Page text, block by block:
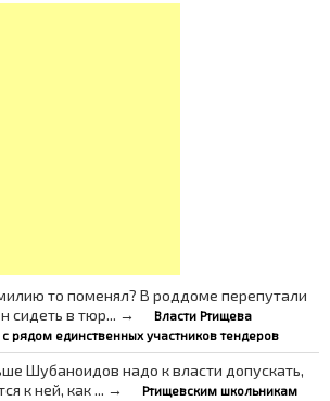
то поменял? В роддоме перепутали
сидеть в тюр... →
Власти Ртищева
рядом единственных участников тендеров
Шубаноидов надо к власти допускать,
к ней, как ... →
Ртищевским школьникам